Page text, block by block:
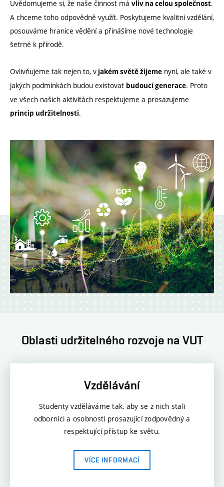
Uvědomujeme si, že naše činnost má vliv na celou společnost.
A chceme toho odpovědně využít. Poskytujeme kvalitní vzdělání,
posouváme hranice vědění a přinášíme nové technologie
šetrné k přírodě.
Ovlivňujeme tak nejen to, v jakém světě žijeme nyní, ale také v
jakých podmínkách budou existovat budoucí generace. Proto
ve všech našich aktivitách respektujeme a prosazujeme
princip udržitelnosti.
Oblasti udržitelného rozvoje na VUT
Vzdělávání
Studenty vzděláváme tak, aby se z nich stali
odborníci a osobnosti prosazující zodpovědný a
respektující přístup ke světu.
VÍCE INFORMACÍ